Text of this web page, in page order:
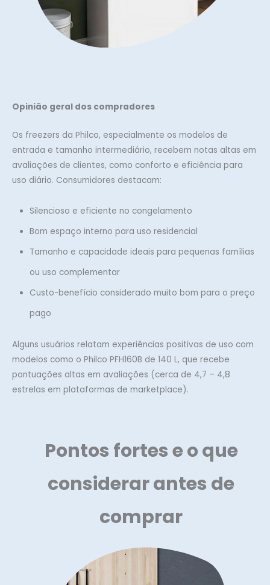
Opinião geral dos compradores
Os freezers da Philco, especialmente os modelos de
entrada e tamanho intermediário, recebem notas altas em
avaliações de clientes, como conforto e eficiência para
uso diário. Consumidores destacam:
Silencioso e eficiente no congelamento
Bom espaço interno para uso residencial
Tamanho e capacidade ideais para pequenas famílias
ou uso complementar
Custo-benefício considerado muito bom para o preço
pago
Alguns usuários relatam experiências positivas de uso com
modelos como o Philco PFH160B de 140 L, que recebe
pontuações altas em avaliações (cerca de 4,7 – 4,8
estrelas em plataformas de marketplace).
Pontos fortes e o que
considerar antes de
comprar